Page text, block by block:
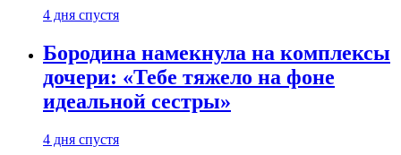
4 дня спустя
Бородина намекнула на комплексы
дочери: «Тебе тяжело на фоне
идеальной сестры»
4 дня спустя